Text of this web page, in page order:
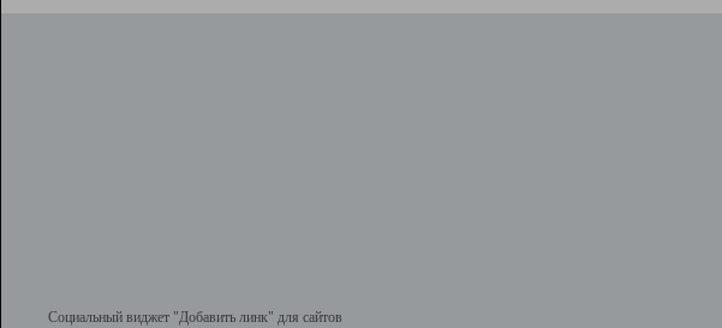
Социальный виджет "Добавить линк" для сайтов